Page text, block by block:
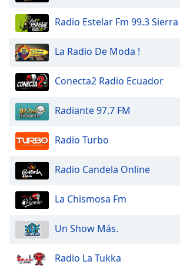
Radio Estelar Fm 99.3 Sierra
La Radio De Moda !
Conecta2 Radio Ecuador
Radiante 97.7 FM
Radio Turbo
Radio Candela Online
La Chismosa Fm
Un Show Más.
Radio La Tukka